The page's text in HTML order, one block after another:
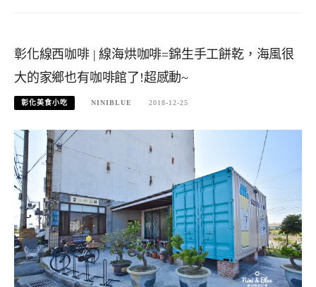
彰化線西咖啡 | 線海烘咖啡=錦生手工餅乾，海風很
大的家鄉也有咖啡館了!超感動~
彰化美食小吃 NINIBLUE 2018-12-25